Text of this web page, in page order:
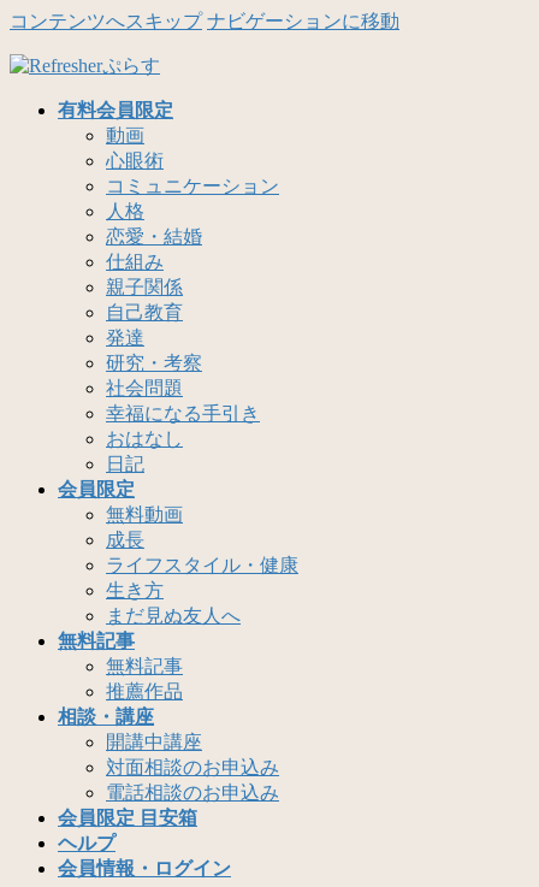
コンテンツへスキップ ナビゲーションに移動
有料会員限定
動画
心眼術
コミュニケーション
人格
恋愛・結婚
仕組み
親子関係
自己教育
発達
研究・考察
社会問題
幸福になる手引き
おはなし
日記
会員限定
無料動画
成長
ライフスタイル・健康
生き方
まだ見ぬ友人へ
無料記事
無料記事
推薦作品
相談・講座
開講中講座
対面相談のお申込み
電話相談のお申込み
会員限定 目安箱
ヘルプ
会員情報・ログイン